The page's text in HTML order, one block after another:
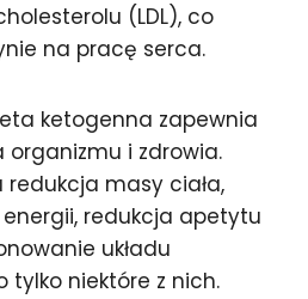
(LDL), co
na pracę serca.
ketogenna zapewnia
organizmu i zdrowia.
redukcja masy ciała,
redukcja apetytu
układu
niektóre z nich.